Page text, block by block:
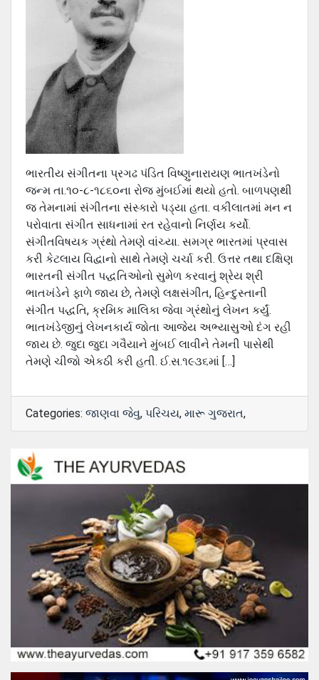
ભારતીય સંગીતના પ્રગઢ પંડિત વિષ્ણુનારાયણ ભાતખંડેનો
જન્મ તા.૧૦-૮-૧૮૬૦ના રોજ મુંબઈમાં થયો હતો. બાળપણથી
જ તેમનામાં સંગીતના સંસ્કારો પડ્યા હતા. વકીલાતમાં મન ન
પરોવાતા સંગીત સાધનામાં રત રહેવાનો નિર્ણય કર્યો.
સંગીતવિષયક ગ્રંથો તેમણે વાંચ્યા. સમગ્ર ભારતમાં પ્રવાસ
કરી કેટલાય વિદ્વાનો સાથે તેમણે ચર્ચા કરી. ઉત્તર તથા દક્ષિણ
ભારતની સંગીત પદ્ધતિઓનો સુમેળ કરવાનું શ્રેય શ્રી
ભાતખંડેને ફાળે જાય છે, તેમણે લક્ષસંગીત, હિન્દુસ્તાની
સંગીત પદ્ધતિ, ક્રમિક માલિકા જેવા ગ્રંથોનું લેખન કર્યું.
ભાતખંડેજીનું લેખનકાર્ય જોતા આજેય અભ્યાસુઓ દંગ રહી
જાય છે. જુદા જુદા ગવૈયાને મુંબઈ લાવીને તેમની પાસેથી
તેમણે ચીજો એકઠી કરી હતી. ઈ.સ.૧૯૩૬માં […]
Categories: જાણવા જેવુ, પરિચય, મારૂ ગુજરાત,